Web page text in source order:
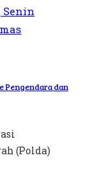
Pengendara dan
(Polda)